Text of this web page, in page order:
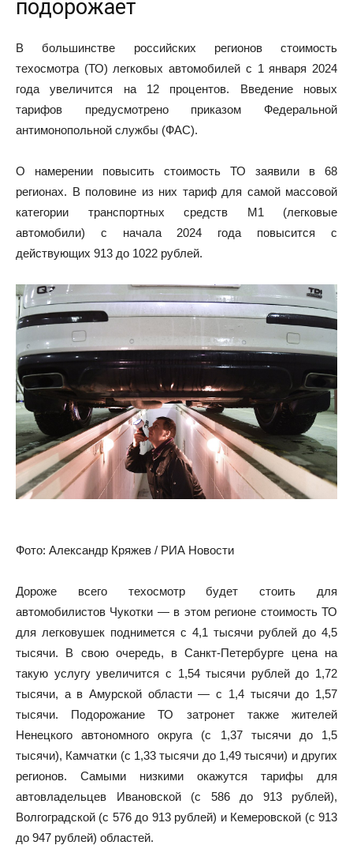
подорожает
В большинстве российских регионов стоимость
техосмотра (ТО) легковых автомобилей с 1 января 2024
года увеличится на 12 процентов. Введение новых
тарифов предусмотрено приказом Федеральной
антимонопольной службы (ФАС).
О намерении повысить стоимость ТО заявили в 68
регионах. В половине из них тариф для самой массовой
категории транспортных средств М1 (легковые
автомобили) с начала 2024 года повысится с
действующих 913 до 1022 рублей.
Фото: Александр Кряжев / РИА Новости
Дороже всего техосмотр будет стоить для
автомобилистов Чукотки — в этом регионе стоимость ТО
для легковушек поднимется с 4,1 тысячи рублей до 4,5
тысячи. В свою очередь, в Санкт-Петербурге цена на
такую услугу увеличится с 1,54 тысячи рублей до 1,72
тысячи, а в Амурской области — с 1,4 тысячи до 1,57
тысячи. Подорожание ТО затронет также жителей
Ненецкого автономного округа (с 1,37 тысячи до 1,5
тысячи), Камчатки (с 1,33 тысячи до 1,49 тысячи) и других
регионов. Самыми низкими окажутся тарифы для
автовладельцев Ивановской (с 586 до 913 рублей),
Волгоградской (с 576 до 913 рублей) и Кемеровской (с 913
до 947 рублей) областей.